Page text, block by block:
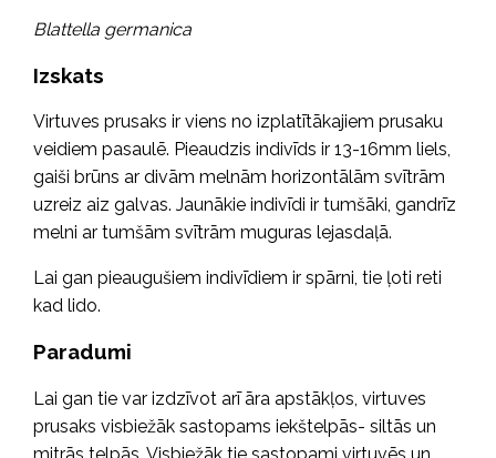
Blattella germanica
Izskats
Virtuves prusaks ir viens no izplatītākajiem prusaku
veidiem pasaulē. Pieaudzis indivīds ir 13-16mm liels,
gaiši brūns ar divām melnām horizontālām svītrām
uzreiz aiz galvas. Jaunākie indivīdi ir tumšāki, gandrīz
melni ar tumšām svītrām muguras lejasdaļā.
Lai gan pieaugušiem indivīdiem ir spārni, tie ļoti reti
kad lido.
Paradumi
Lai gan tie var izdzīvot arī āra apstākļos, virtuves
prusaks visbiežāk sastopams iekštelpās- siltās un